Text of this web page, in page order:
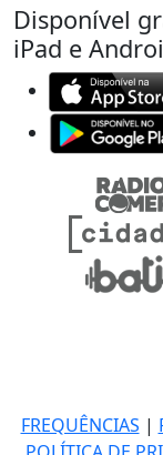
Disponível
iPad e
FREQUÊNCIAS |